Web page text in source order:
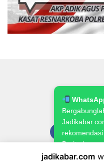
Pedoman Media Siber
jadikabar.com
Berita